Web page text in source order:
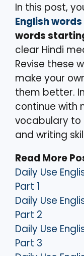
In this post,
English words
words
clear Hindi
Revise these
make your
them better.
continue with
vocabulary to
and writing
Read More
Daily Use
Part 1
Daily Use
Part 2
Daily Use
Part 3